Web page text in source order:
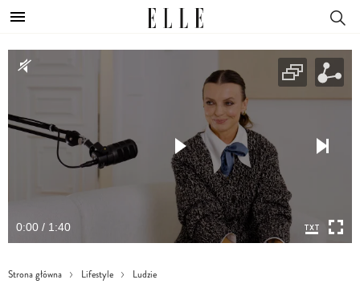
0:00 / 1:40
Strona główna Lifestyle Ludzie